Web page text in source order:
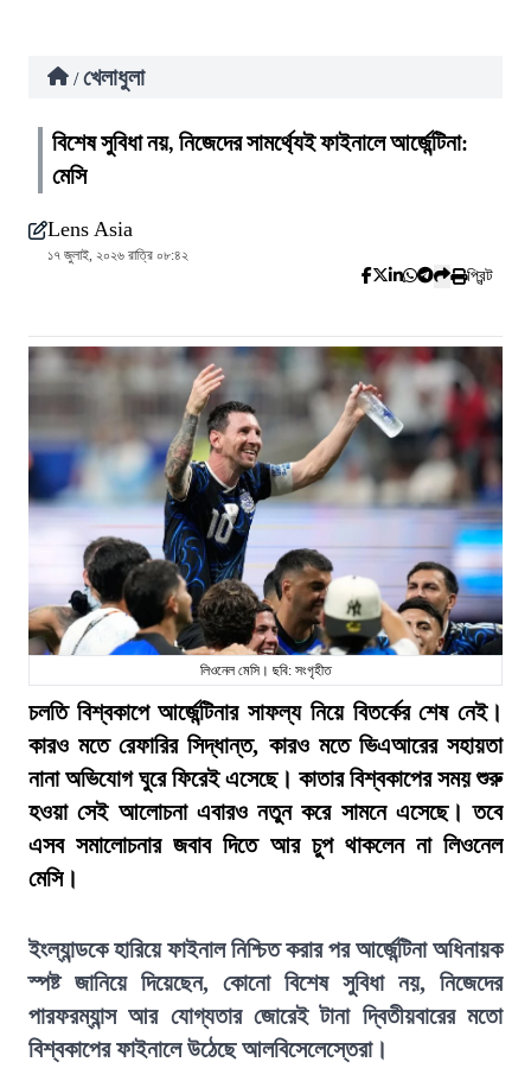
/ খেলাধুলা
বিশেষ সুবিধা নয়, নিজেদের সামর্থ্যেই ফাইনালে আর্জেন্টিনা:
মেসি
Lens Asia
১৭ জুলাই, ২০২৬ রাত্রি ০৮:৪২
প্রিন্ট
লিওনেল মেসি। ছবি: সংগৃহীত
চলতি বিশ্বকাপে আর্জেন্টিনার সাফল্য নিয়ে বিতর্কের শেষ নেই।
কারও মতে রেফারির সিদ্ধান্ত, কারও মতে ভিএআরের সহায়তা
নানা অভিযোগ ঘুরে ফিরেই এসেছে। কাতার বিশ্বকাপের সময় শুরু
হওয়া সেই আলোচনা এবারও নতুন করে সামনে এসেছে। তবে
এসব সমালোচনার জবাব দিতে আর চুপ থাকলেন না লিওনেল
মেসি।
ইংল্যান্ডকে হারিয়ে ফাইনাল নিশ্চিত করার পর আর্জেন্টিনা অধিনায়ক
স্পষ্ট জানিয়ে দিয়েছেন, কোনো বিশেষ সুবিধা নয়, নিজেদের
পারফরম্যান্স আর যোগ্যতার জোরেই টানা দ্বিতীয়বারের মতো
বিশ্বকাপের ফাইনালে উঠেছে আলবিসেলেস্তেরা।